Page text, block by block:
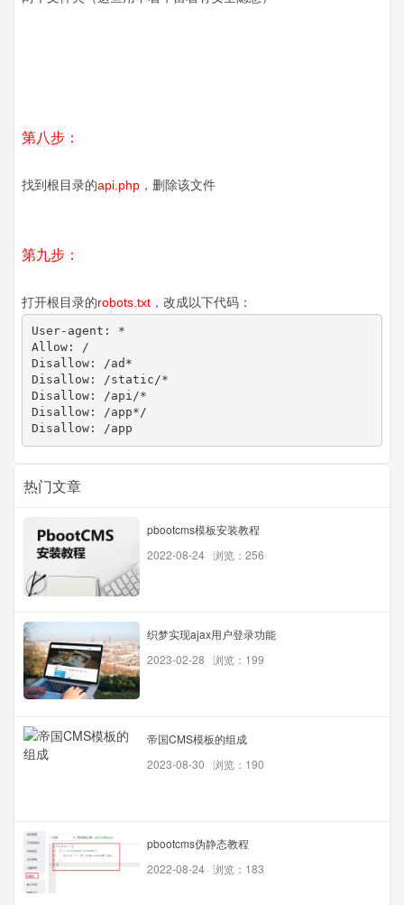
第八步：
找到根目录的api.php ，删除该文件
第九步：
打开根目录的robots.txt ，改成以下代码：
User-agent: *
Allow: /
Disallow: /ad*
Disallow: /static/*
Disallow: /api/*
Disallow: /app*/
Disallow: /app
热门文章
pbootcms模板安装教程
2022-08-24 浏览：256
织梦实现ajax用户登录功能
2023-02-28 浏览：199
帝国CMS模板的组成
2023-08-30 浏览：190
pbootcms伪静态教程
2022-08-24 浏览：183